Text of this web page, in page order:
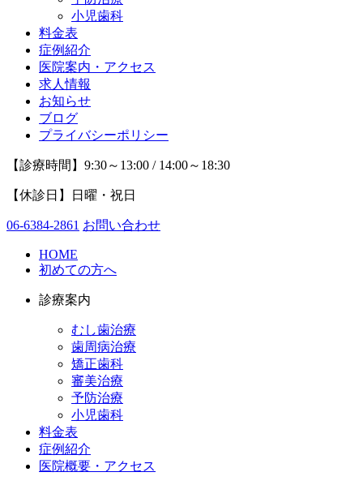
小児歯科
料金表
症例紹介
医院案内・アクセス
求人情報
お知らせ
ブログ
プライバシーポリシー
【診療時間】9:30～13:00 / 14:00～18:30
【休診日】日曜・祝日
06-6384-2861 お問い合わせ
HOME
初めての方へ
診療案内
むし歯治療
歯周病治療
矯正歯科
審美治療
予防治療
小児歯科
料金表
症例紹介
医院概要・アクセス